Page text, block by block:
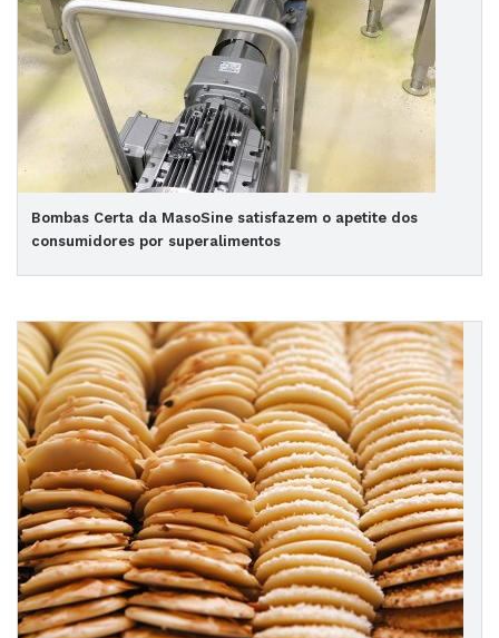
Bombas Certa da MasoSine satisfazem o apetite dos
consumidores por superalimentos